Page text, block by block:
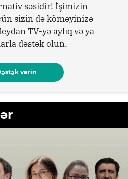
səsidir! İşimizin
sizin də köməyinizə
TV-yə aylıq və ya
dəstək olun.
verin